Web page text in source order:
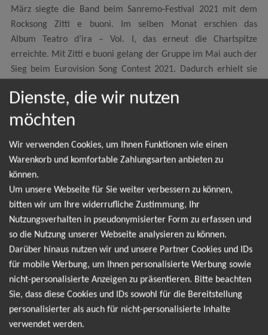
März siegte die Band beim Sanremo-Festival 2021 mit dem
Rocksong Zitti e buoni. Im selben Monat erschien das
Album Teatro d’ira – Vol. I, das erneut die Chartspitze
erreichte. Mit Zitti e buoni gelang der Gruppe im Mai auch der
Sieg beim Eurovision Song Contest 2021. Dadurch erhielt sie
Liedes Beggin’ von den Four Seasons (ursprünglich 2017 bei X
Factor präsentiert) wurde ein viraler Hit, der auch in den USA
NEWSLETTER
Leider gibt es aktuell von Måneskin keine
Termine. Wir informieren dich jedoch gerne
direkt, sobald es neue Termine gibt. Einfach hier
für den Måneskin Newsletter anmelden und keine
Angebote und Tourdaten mehr verpassen!
Dienste, die wir nutzen
möchten
Wir verwenden Cookies, um Ihnen Funktionen wie einen
Warenkorb und komfortable Zahlungsarten anbieten zu
können.
Um unsere Webseite für Sie weiter verbessern zu können,
bitten wir um Ihre widerrufliche Zustimmung, Ihr
Nutzungsverhalten in pseudonymisierter Form zu erfassen und
so die Nutzung unserer Webseite analysieren zu können.
Darüber hinaus nutzen wir und unsere Partner Cookies und IDs
für mobile Werbung, um Ihnen personalisierte Werbung sowie
nicht-personalisierte Anzeigen zu präsentieren. Bitte beachten
Sie, dass diese Cookies und IDs sowohl für die Bereitstellung
personalisierter als auch für nicht-personalisierte Inhalte
verwendet werden.